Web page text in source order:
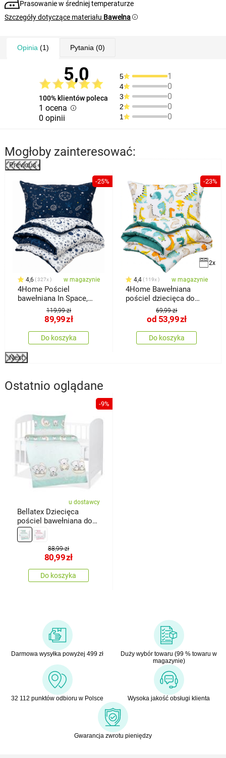
Prasowanie w średniej temperaturze
Szczegóły dotyczące materiału Bawelna
Opinia (1) Pytania (0)
5,0
100% klientów poleca
1 ocena
0 opinii
5 1
4 0
3 0
2 0
1 0
Mogłoby zainteresować:
Previous
-25%
4,6 327x w magazynie
4Home Pościel
bawełniana In Space,
140 x 200 cm, 70 x 90
119,99 zł
89,99zł
Do koszyka
-23%
2x
4,4 119x w magazynie
4Home Bawełniana
pościel dziecięca do
69,99 zł
od 53,99zł
Do koszyka
Next
Ostatnio oglądane
-9%
u dostawcy
Bellatex Dziecięca
pościel bawełniana do
łóżeczka Agáta Miś
mentolowy, 90 x 135 cm,
45 x 60 cm88,99 zł
80,99zł
Do koszyka
Darmowa wysyłka powyżej 499 zł
Duży wybór towaru (99 % towaru w
magazynie)
32 112 punktów odbioru w Polsce Wysoka jakość obsługi klienta
Gwarancja zwrotu pieniędzy